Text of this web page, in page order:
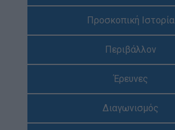
Earth Tribe
Ομάδα Διάσωσης Άγριας Ζωής
Νέα
Προσκοπική Ιστορία
Περιβάλλον
Έρευνες
Διαγωνισμός